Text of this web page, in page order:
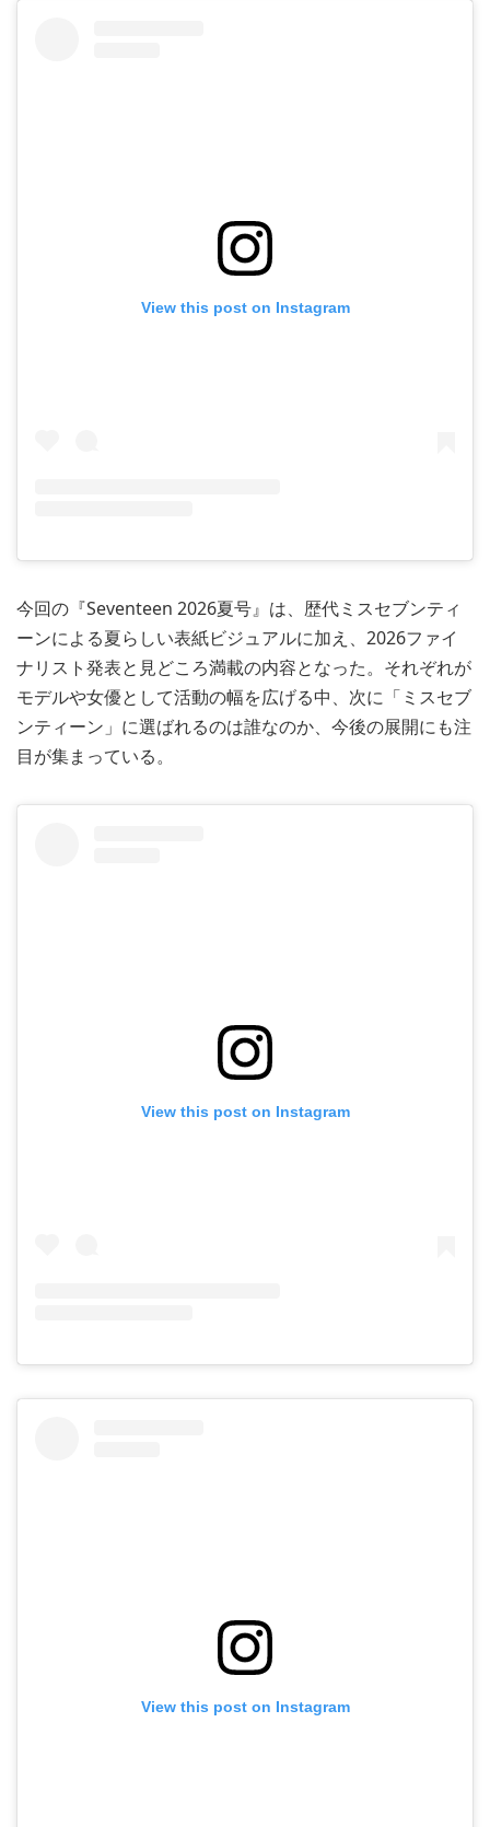
View this post on Instagram
今回の『Seventeen 2026夏号』は、歴代ミスセブンティ
ーンによる夏らしい表紙ビジュアルに加え、2026ファイ
ナリスト発表と見どころ満載の内容となった。それぞれが
モデルや女優として活動の幅を広げる中、次に「ミスセブ
ンティーン」に選ばれるのは誰なのか、今後の展開にも注
目が集まっている。
View this post on Instagram
View this post on Instagram